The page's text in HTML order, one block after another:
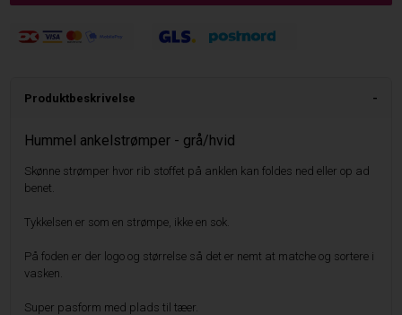
Produktbeskrivelse
Hummel ankelstrømper - grå/hvid
Skønne strømper hvor rib stoffet på anklen kan foldes ned eller op ad
benet.
Tykkelsen er som en strømpe, ikke en sok.
På foden er der logo og størrelse så det er nemt at matche og sortere i
vasken.
Super pasform med plads til tæer.